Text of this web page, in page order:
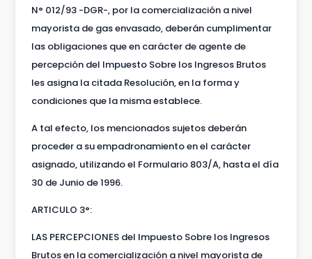
N° 012/93 -DGR-, por la comercialización a nivel
mayorista de gas envasado, deberán cumplimentar
las obligaciones que en carácter de agente de
percepción del Impuesto Sobre los Ingresos Brutos
les asigna la citada Resolución, en la forma y
condiciones que la misma establece.
A tal efecto, los mencionados sujetos deberán
proceder a su empadronamiento en el carácter
asignado, utilizando el Formulario 803/A, hasta el día
30 de Junio de 1996.
ARTICULO 3°:
LAS PERCEPCIONES del Impuesto Sobre los Ingresos
Brutos en la comercialización a nivel mayorista de